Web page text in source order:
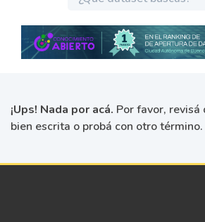
¡Ups! Nada por acá. Por favor,
bien escrita o probá con otro término.